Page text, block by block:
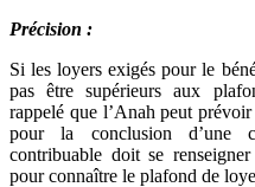
Précision :
Si les loyers exigés pour le
pas être supérieurs aux
rappelé que l’Anah peut
pour la conclusion d’une
contribuable doit se
pour connaître le plafond de